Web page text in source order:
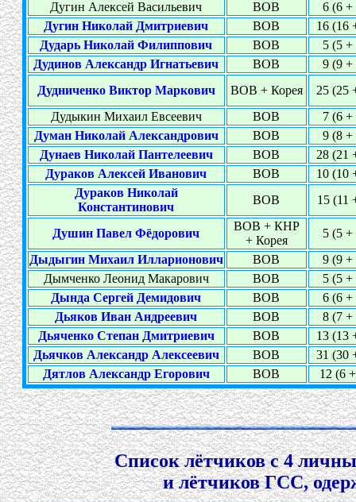
Дугин Алексей Васильевич ВОВ
6 (6 +
Дугин Николай Дмитриевич
ВОВ
16 (16
Дударь Николай Филиппович
ВОВ
5 (5 +
Дудинов Александр Игнатьевич
ВОВ
9 (9 +
Дудниченко Виктор Маркович
ВОВ + Корея
25 (25
Дудыкин Михаил Евсеевич
ВОВ
7 (6 +
Думан Николай Александрович
ВОВ
9 (8 +
Дунаев Николай Пантелеевич
ВОВ
28 (21
Дураков Алексей Иванович
ВОВ
10 (10
Дураков Николай
Константинович
ВОВ 15 (11
Душин Павел Фёдорович
ВОВ + КНР
+ Корея
5 (5 +
Дыдыгин Михаил Илларионович
ВОВ
9 (9 +
Дымченко Леонид Макарович
ВОВ
5 (5 +
Дында Сергей Демидович
ВОВ
6 (6 +
Дьяков Иван Андреевич
ВОВ
8 (7 +
Дьяченко Степан Дмитриевич
ВОВ
13 (13
Дьячков Александр Алексеевич
ВОВ
31 (30
Дятлов Александр Егорович
ВОВ 12 (6
Список лётчиков с 4
и лётчиков ГСС,